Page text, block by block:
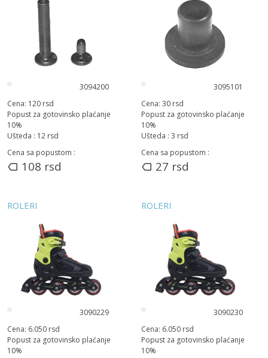
3094200
Cena: 120 rsd
Popust za gotovinsko plaćanje
10%
Ušteda : 12 rsd
Cena sa popustom :
108 rsd
3095101
Cena: 30 rsd
Popust za gotovinsko plaćanje
10%
Ušteda : 3 rsd
Cena sa popustom :
27 rsd
ROLERI
3090229
Cena: 6.050 rsd
Popust za gotovinsko plaćanje
10%
ROLERI
3090230
Cena: 6.050 rsd
Popust za gotovinsko plaćanje
10%